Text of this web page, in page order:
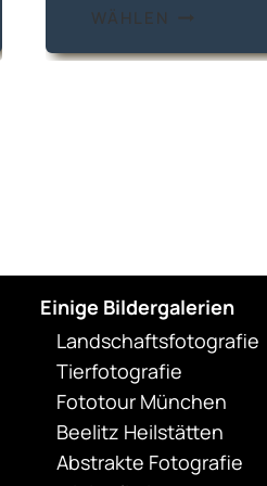
mehrere
der
Produktseite
gewählt
werden
WÄHLEN
Einige Bildergalerien
Landschaftsfotografie
Tierfotografie
Fototour München
Beelitz Heilstätten
Abstrakte Fotografie